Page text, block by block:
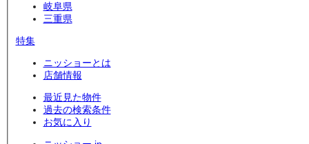
岐阜県
三重県
特集
ニッショーとは
店舗情報
最近見た物件
過去の検索条件
お気に入り